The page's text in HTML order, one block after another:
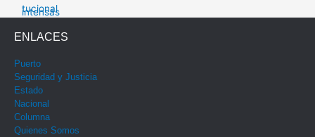
ENLACES
Puerto
Seguridad y Justicia
Estado
Nacional
Columna
Quienes Somos